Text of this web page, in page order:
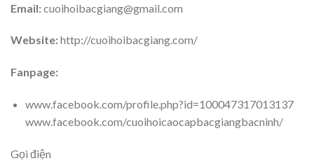
Email:cuoihoibacgiang@gmail.com
Website:http://cuoihoibacgiang.com/
Fanpage:
www.facebook.com/profile.php?id=100047317013137
www.facebook.com/cuoihoicaocapbacgiangbacninh/
Gọi điện